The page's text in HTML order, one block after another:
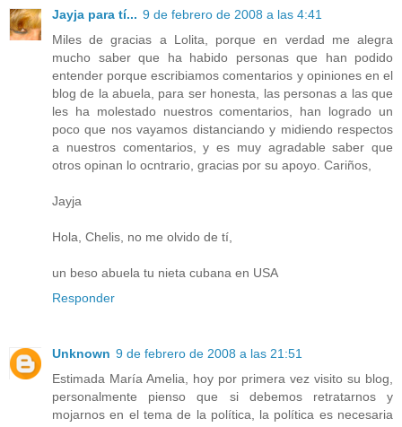
Jayja para tí... 9 de febrero de 2008 a las 4:41
Miles de gracias a Lolita, porque en verdad me alegra
mucho saber que ha habido personas que han podido
entender porque escribiamos comentarios y opiniones en el
blog de la abuela, para ser honesta, las personas a las que
les ha molestado nuestros comentarios, han logrado un
poco que nos vayamos distanciando y midiendo respectos
a nuestros comentarios, y es muy agradable saber que
otros opinan lo ocntrario, gracias por su apoyo. Cariños,
Jayja
Hola, Chelis, no me olvido de tí,
un beso abuela tu nieta cubana en USA
Responder
Unknown 9 de febrero de 2008 a las 21:51
Estimada María Amelia, hoy por primera vez visito su blog,
personalmente pienso que si debemos retratarnos y
mojarnos en el tema de la política, la política es necesaria